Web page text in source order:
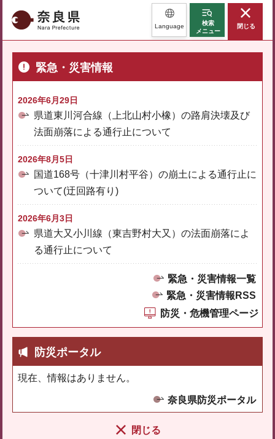
奈良県 Language
検索
メニュー
閉じる
緊急・災害情報
2026年6月29日
県道東川河合線（上北山村小橡）の路肩決壊及び
法面崩落による通行止について
2026年8月5日
国道168号（十津川村平谷）の崩土による通行止に
ついて(迂回路有り)
2026年6月3日
県道大又小川線（東吉野村大又）の法面崩落によ
る通行止について
緊急・災害情報一覧
緊急・災害情報RSS
防災・危機管理ページ
防災ポータル
現在、情報はありません。
奈良県防災ポータル
閉じる